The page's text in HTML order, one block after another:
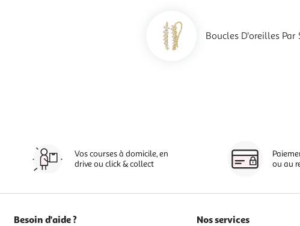
Boucles D'oreilles Par
Vos courses à domicile, en
drive ou click & collect
ou au
Besoin d'aide ? Nos services